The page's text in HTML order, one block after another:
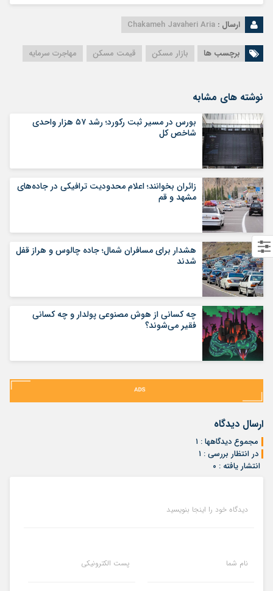
ارسال : Chakameh Javaheri Aria
برچسب ها بازار مسکن قیمت مسکن مهاجرت سرمایه
نوشته های مشابه
بورس در مسیر ثبت رکورد؛ رشد ۵۷ هزار واحدی
شاخص کل
زائران بخوانند؛ اعلام محدودیت ترافیکی در جاده‌های
مشهد و قم
هشدار برای مسافران شمال؛ جاده چالوس و هراز قفل
شدند
چه کسانی از هوش مصنوعی پولدار و چه کسانی
فقیر می‌شوند؟
ارسال دیدگاه
مجموع دیدگاهها : ۱
در انتظار بررسی : ۱
انتشار یافته : ۰
دیدگاه خود را اینجا بنویسید
نام شما پست الکترونیکی